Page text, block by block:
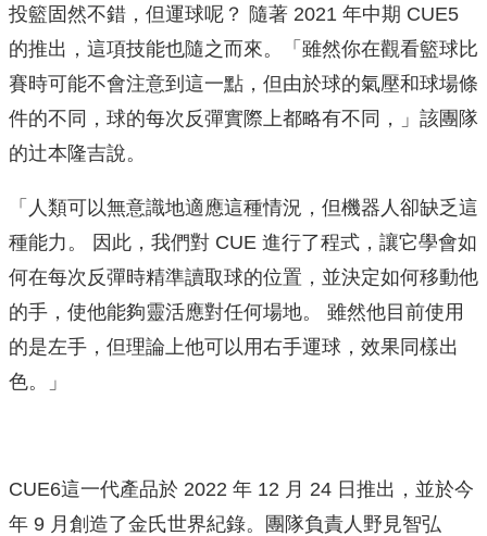
投籃固然不錯，但運球呢？ 隨著 2021 年中期 CUE5
的推出，這項技能也隨之而來。「雖然你在觀看籃球比
賽時可能不會注意到這一點，但由於球的氣壓和球場條
件的不同，球的每次反彈實際上都略有不同，」該團隊
的辻本隆吉說。
「人類可以無意識地適應這種情況，但機器人卻缺乏這
種能力。 因此，我們對 CUE 進行了程式，讓它學會如
何在每次反彈時精準讀取球的位置，並決定如何移動他
的手，使他能夠靈活應對任何場地。 雖然他目前使用
的是左手，但理論上他可以用右手運球，效果同樣出
色。」
CUE6這一代產品於 2022 年 12 月 24 日推出，並於今
年 9 月創造了金氏世界紀錄。團隊負責人野見智弘